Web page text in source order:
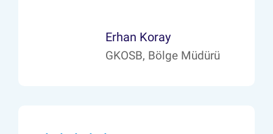
Erhan Koray
GKOSB, Bölge Müdürü